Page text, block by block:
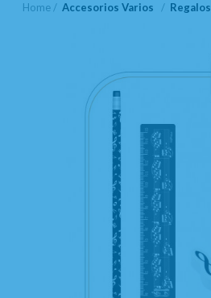
Home Accesorios Varios Regalos